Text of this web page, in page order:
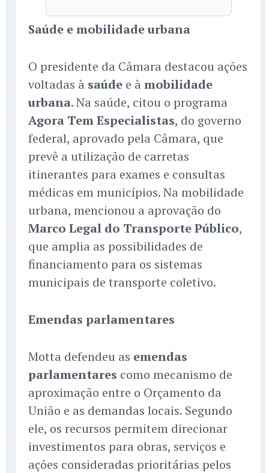
Saúde e mobilidade urbana
O presidente da Câmara destacou ações
voltadas à saúde e à mobilidade
urbana. Na saúde, citou o programa
Agora Tem Especialistas, do governo
federal, aprovado pela Câmara, que
prevê a utilização de carretas
itinerantes para exames e consultas
médicas em municípios. Na mobilidade
urbana, mencionou a aprovação do
Marco Legal do Transporte Público,
que amplia as possibilidades de
financiamento para os sistemas
municipais de transporte coletivo.
Emendas parlamentares
Motta defendeu as emendas
parlamentares como mecanismo de
aproximação entre o Orçamento da
União e as demandas locais. Segundo
ele, os recursos permitem direcionar
investimentos para obras, serviços e
ações consideradas prioritárias pelos